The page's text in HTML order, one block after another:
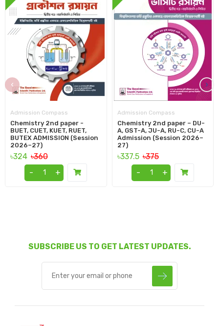
Admission Compass
Chemistry 2nd paper -
BUET, CUET, KUET, RUET,
BUTEX ADMISSION (Session
2026–27)
৳324 ৳360
-
+
Admission Compass
Chemistry 2nd paper – DU-
A, GST-A, JU-A, RU-C, CU-A
Admission (Session 2026–
27)
৳337.5 ৳375
-
+
‹ ›
SUBSCRIBE US TO GET LATEST UPDATES.